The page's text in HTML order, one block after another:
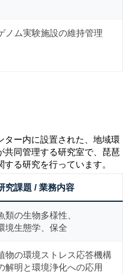
ノム実験施設の維持管理
ター内に設置された、地域環
共同管理する研究室で、琵琶
る研究を行っています。
究課題 / 業務内容
類の生物多様性、
境生態学、保全
物の環境ストレス応答機構
解明と環境浄化への応用